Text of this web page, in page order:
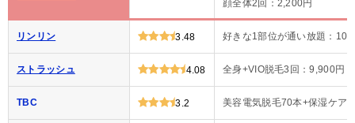
顔全体2回：2,200円
リンリン 3.48 好きな1部位が通い放題：100
ストラッシュ 4.08 全身+VIO脱毛3回：9,900円
TBC 3.2 美容電気脱毛70本+保湿ケア